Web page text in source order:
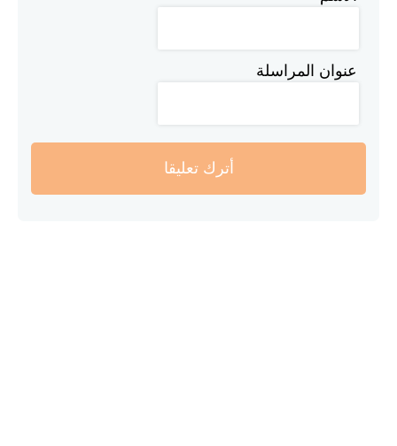
عنوان المراسلة
أترك تعليقا